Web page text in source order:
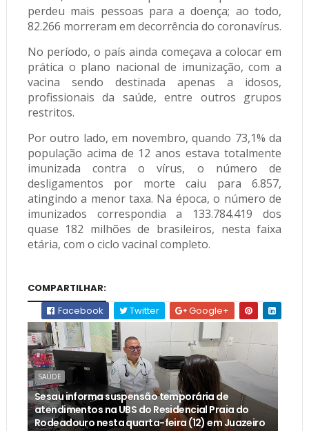
perdeu mais pessoas para a doença; ao todo,
82.266 morreram em decorrência do coronavírus.
No período, o país ainda começava a colocar em
prática o plano nacional de imunização, com a
vacina sendo destinada apenas a idosos,
profissionais da saúde, entre outros grupos
restritos.
Por outro lado, em novembro, quando 73,1% da
população acima de 12 anos estava totalmente
imunizada contra o vírus, o número de
desligamentos por morte caiu para 6.857,
atingindo a menor taxa. Na época, o número de
imunizados correspondia a 133.784.419 dos
quase 182 milhões de brasileiros, nesta faixa
etária, com o ciclo vacinal completo.
COMPARTILHAR:
Facebook
Twitter Google+
SAÚDE
Sesau informa suspensão temporária de
atendimentos na UBS do Residencial Praia do
Rodeadouro nesta quarta-feira (12) em Juazeiro